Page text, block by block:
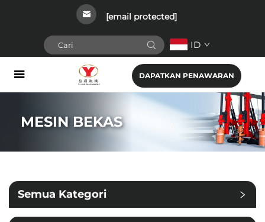
[email protected]
ID
DAPATKAN PENAWARAN
MESIN BEKAS
Semua Kategori